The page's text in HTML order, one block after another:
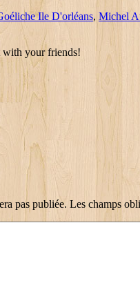
Ile D'orléans, Michel
with your friends!
pas publiée. Les champs